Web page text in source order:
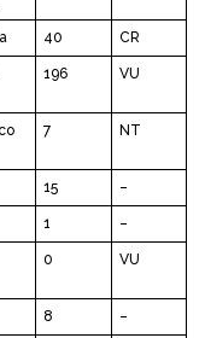
40 CR
196 VU
7 NT
15 –
1 –
0 VU
8 –